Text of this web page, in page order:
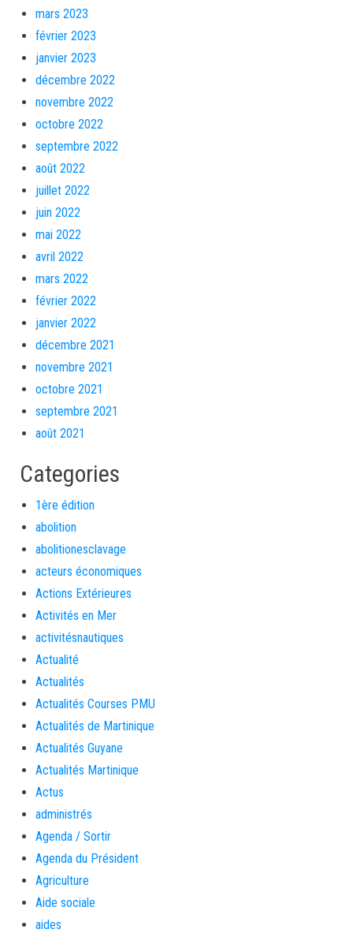
mars 2023
février 2023
janvier 2023
décembre 2022
novembre 2022
octobre 2022
septembre 2022
août 2022
juillet 2022
juin 2022
mai 2022
avril 2022
mars 2022
février 2022
janvier 2022
décembre 2021
novembre 2021
octobre 2021
septembre 2021
août 2021
Categories
1ère édition
abolition
abolitionesclavage
acteurs économiques
Actions Extérieures
Activités en Mer
activitésnautiques
Actualité
Actualités
Actualités Courses PMU
Actualités de Martinique
Actualités Guyane
Actualités Martinique
Actus
administrés
Agenda / Sortir
Agenda du Président
Agriculture
Aide sociale
aides